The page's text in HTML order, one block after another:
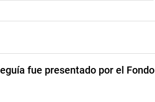
fue presentado por el Fondo